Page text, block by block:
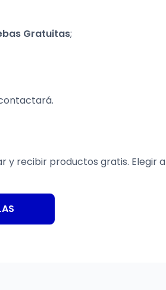
Gratuitas;
y recibir productos gratis. Elegir